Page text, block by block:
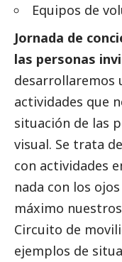
Equipos de
Jornada de
las personas
desarrollaremos
actividades que
situación de las
visual. Se trata
con actividades
nada con los
máximo
Circuito de
ejemplos de